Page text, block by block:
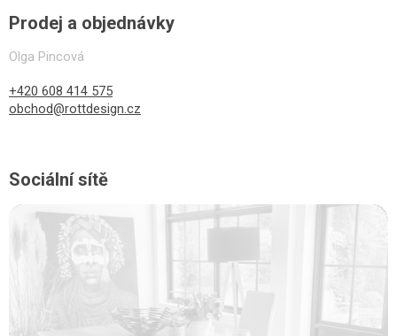
Prodej a objednávky
Olga Pincová
+420 608 414 575
obchod@rottdesign.cz
Sociální sítě